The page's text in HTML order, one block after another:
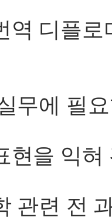
역 디플
무에 필
현을 익
관련 전